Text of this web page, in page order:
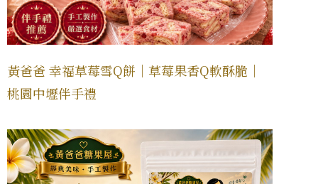
黃爸爸 幸福草莓雪Q餅｜草莓果香Q軟酥脆｜
桃園中壢伴手禮